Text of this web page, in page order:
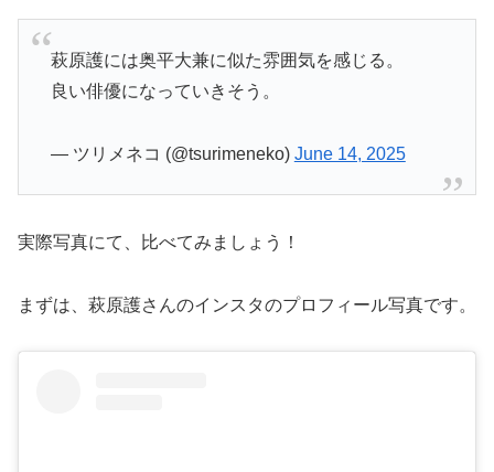
萩原護には奥平大兼に似た雰囲気を感じる。
良い俳優になっていきそう。
— ツリメネコ (@tsurimeneko) June 14, 2025
実際写真にて、比べてみましょう！
まずは、萩原護さんのインスタのプロフィール写真です。